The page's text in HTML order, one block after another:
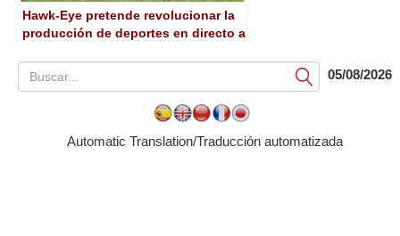
Hawk-Eye pretende revolucionar la
producción de deportes en directo a
Submit05/08/2026
Automatic Translation/Traducción automatizada